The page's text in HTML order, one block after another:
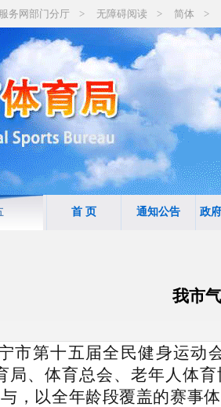
务网部门分厅 > 无障碍阅读 > 简体 >
首 页 通知公告 政
我市
市第十五届全民健身运动
局、体育总会、老年人体
，以全年龄段覆盖的赛事